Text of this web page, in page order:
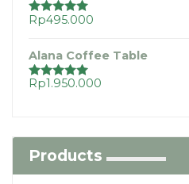
Dinilai5.00
Rp495.000
Alana Coffee Table
Dinilai5.00
Rp1.950.000
Products